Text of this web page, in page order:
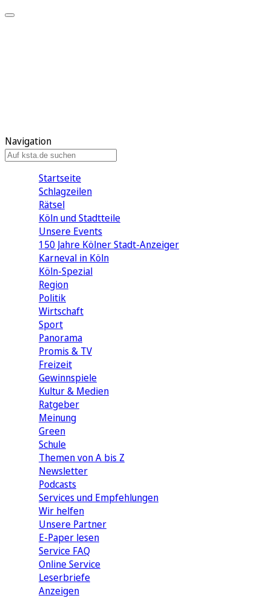
Navigation
Startseite
Schlagzeilen
Rätsel
Köln und Stadtteile
Unsere Events
150 Jahre Kölner Stadt-Anzeiger
Karneval in Köln
Köln-Spezial
Region
Politik
Wirtschaft
Sport
Panorama
Promis & TV
Freizeit
Gewinnspiele
Kultur & Medien
Ratgeber
Meinung
Green
Schule
Themen von A bis Z
Newsletter
Podcasts
Services und Empfehlungen
Wir helfen
Unsere Partner
E-Paper lesen
Service FAQ
Online Service
Leserbriefe
Anzeigen